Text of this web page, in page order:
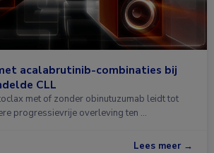
acalabrutinib-combinaties bij
CLL
met of zonder obinutuzumab leidt tot
progressievrije overleving ten …
Lees meer →